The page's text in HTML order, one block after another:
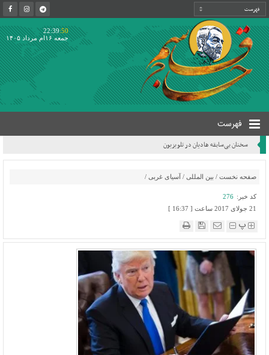
22:39:50
جمعه ۱۶ام مرداد ۱۴۰۵
فهرست
سخنان بی‌سابقه هادیان در تلویزیون
صفحه نخست / بین المللی / آسیای غربی /
کد خبر: 276
21 جولای 2017 ساعت [ 16:37 ]
پ